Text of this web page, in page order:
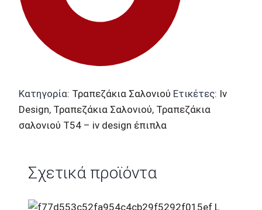
Κατηγορία: Τραπεζάκια Σαλονιού Ετικέτες: Iv
Design, Τραπεζάκια Σαλονιού, Τραπεζάκια
σαλονιού Τ54 – iv design έπιπλα
Σχετικά προϊόντα